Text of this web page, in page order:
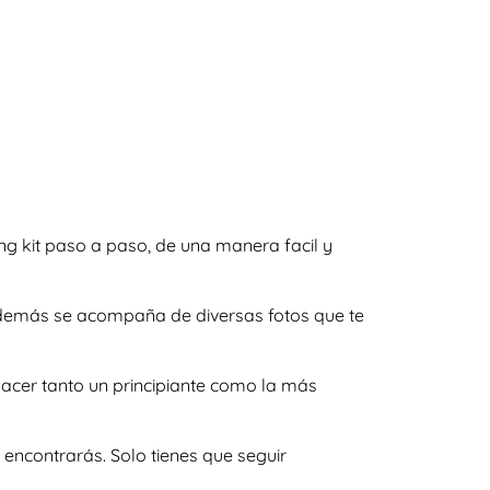
kit paso a paso, de una manera facil y
se acompaña de diversas fotos que te
tanto un principiante como la más
Solo tienes que seguir